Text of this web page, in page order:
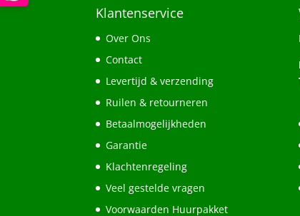
Klantenservice
Over Ons
Contact
Levertijd & verzending
Ruilen & retourneren
Betaalmogelijkheden
Garantie
Klachtenregeling
Veel gestelde vragen
Voorwaarden Huurpakket